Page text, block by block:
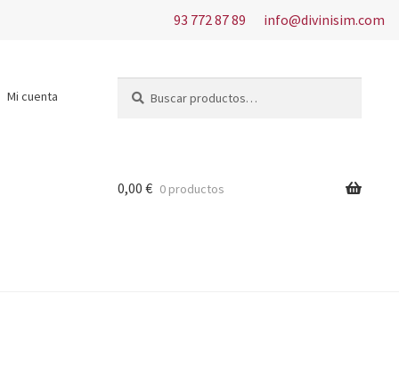
93 772 87 89 info@divinisim.com
Mi cuenta
por:
0,00€ 0 productos